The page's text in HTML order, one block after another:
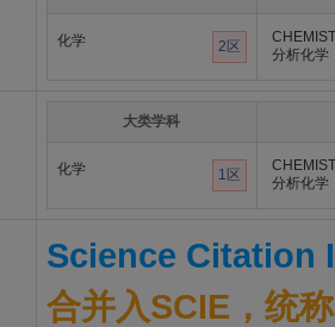
化学 2区
分析化学
大类学科
化学 1区
分析化学
Science Citation
合并入SCIE，统